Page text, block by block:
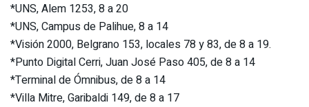
*UNS, Alem 1253, 8 a 20
*UNS, Campus de Palihue, 8 a 14
*Visión 2000, Belgrano 153, locales 78 y 83, de 8 a 19.
*Punto Digital Cerri, Juan José Paso 405, de 8 a 14
*Terminal de Ómnibus, de 8 a 14
*Villa Mitre, Garibaldi 149, de 8 a 17